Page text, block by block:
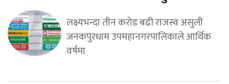
लक्ष्यभन्दा तीन करोड बढी राजस्व असुली
जनकपुरधाम उपमहानगरपालिकाले आर्थिक
वर्षमा